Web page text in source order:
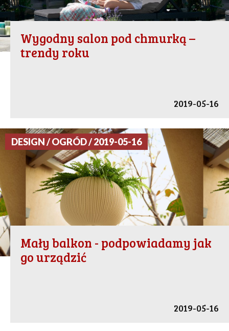
Wygodny salon pod chmurką –
trendy roku
2019-05-16
DESIGN / OGRÓD / 2019-05-16
Mały balkon - podpowiadamy jak
go urządzić
2019-05-16